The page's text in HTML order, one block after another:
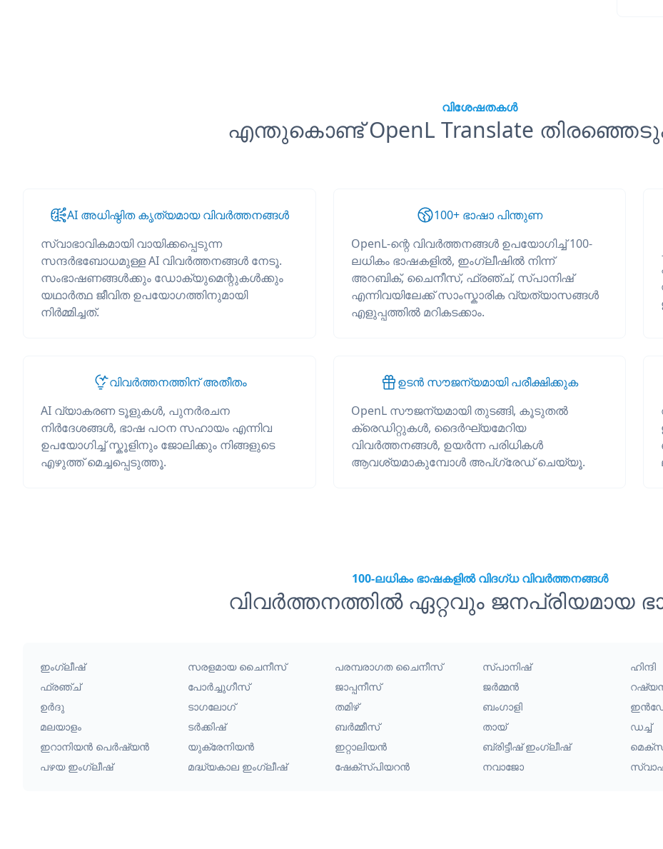
വിശേഷതകൾ
എന്തുകൊണ്ട് OpenL Translate
AI അധിഷ്ഠിത കൃത്യമായ വിവർത്തനങ്ങൾ
സ്വാഭാവികമായി വായിക്കപ്പെടുന്ന
സന്ദർഭബോധമുള്ള AI വിവർത്തനങ്ങൾ നേടൂ.
സംഭാഷണങ്ങൾക്കും ഡോക്യുമെന്റുകൾക്കും
യഥാർത്ഥ ജീവിത ഉപയോഗത്തിനുമായി
നിർമ്മിച്ചത്.
100+ ഭാഷാ പിന്തുണ
OpenL-ന്റെ വിവർത്തനങ്ങൾ ഉപയോഗിച്ച് 100-
ലധികം ഭാഷകളിൽ, ഇംഗ്ലീഷിൽ നിന്ന്
അറബിക്, ചൈനീസ്, ഫ്രഞ്ച്, സ്പാനിഷ്
എന്നിവയിലേക്ക് സാംസ്കാരിക വ്യത്യാസങ്ങൾ
എളുപ്പത്തിൽ മറികടക്കാം.
വിവർത്തനത്തിന് അതീതം
AI വ്യാകരണ ടൂളുകൾ, പുനർരചന
നിർദേശങ്ങൾ, ഭാഷ പഠന സഹായം എന്നിവ
ഉപയോഗിച്ച് സ്കൂളിനും ജോലിക്കും നിങ്ങളുടെ
എഴുത്ത് മെച്ചപ്പെടുത്തൂ.
ഉടൻ സൗജന്യമായി പരീക്ഷിക്കുക
OpenL സൗജന്യമായി തുടങ്ങി, കൂടുതൽ
ക്രെഡിറ്റുകൾ, ദൈർഘ്യമേറിയ
വിവർത്തനങ്ങൾ, ഉയർന്ന പരിധികൾ
ആവശ്യമാകുമ്പോൾ അപ്‌ഗ്രേഡ് ചെയ്യൂ.
100-ലധികം ഭാഷകളിൽ വിദഗ്ധ വിവർത്തനങ്ങൾ
വിവർത്തനത്തിൽ ഏറ്റവും ജനപ്രിയമായ
ഇംഗ്ലീഷ് സരളമായ ചൈനീസ് പരമ്പരാഗത ചൈനീസ് സ്പാനിഷ് ഹിന്ദി
ഫ്രഞ്ച്
പോർച്ചുഗീസ് ജാപ്പനീസ് ജർമ്മൻ
ഉർദു
ടാഗലോഗ് തമിഴ് ബംഗാളി
മലയാളം
ടർക്കിഷ് ബർമ്മീസ് തായ് ഡച്ച്
ഇറാനിയൻ പെർഷ്യൻ
യുക്രേനിയൻ ഇറ്റാലിയൻ ബ്രിട്ടീഷ് ഇംഗ്ലീഷ്
പഴയ ഇംഗ്ലീഷ്
മദ്ധ്യകാല ഇംഗ്ലീഷ് ഷേക്സ്പിയറൻ നവാജോ